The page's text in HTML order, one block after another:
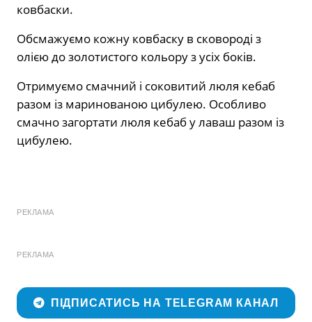
ковбаски.
Обсмажуємо кожну ковбаску в сковороді з
олією до золотистого кольору з усіх боків.
Отримуємо смачний і соковитий люля кебаб
разом із маринованою цибулею. Особливо
смачно загортати люля кебаб у лаваш разом із
цибулею.
РЕКЛАМА
РЕКЛАМА
ПІДПИСАТИСЬ НА TELEGRAM КАНАЛ